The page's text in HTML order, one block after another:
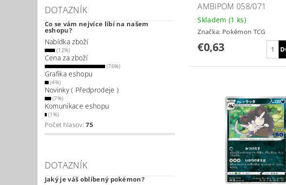
DOTAZNÍK
Co se vám nejvíce líbí na našem
eshopu?
Nabídka zboží
(12%)
Cena za zboží
(76%)
Grafika eshopu
(4%)
Novinky ( Předprodeje )
(7%)
Komunikace eshopu
(1%)
Počet hlasov:75
DOTAZNÍK
Jaký je váš oblíbený pokémon?
AMBIPOM 058/071
Skladem (1 ks)
Značka: Pokémon TCG
€0,63